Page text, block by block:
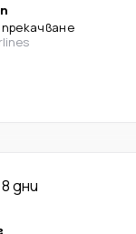
прекачване
8 дни